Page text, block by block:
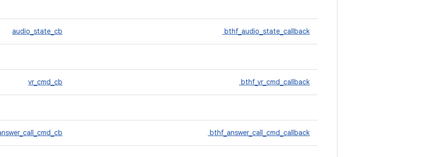
bthf_audio_state_callback
audio_state_cb
bthf_vr_cmd_callback
vr_cmd_cb
bthf_answer_call_cmd_callback